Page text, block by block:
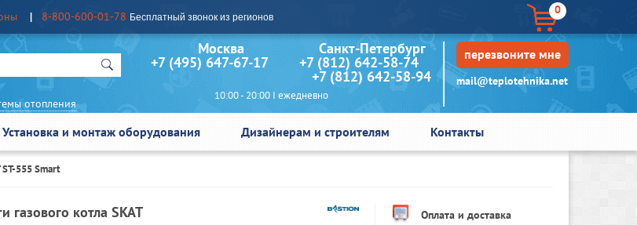
8-800-600-01-78 Бесплатный звонок из регионов
0
отопления
Москва Санкт-Петербург
+7 (495) 647-67-17 +7 (812) 642-58-74
+7 (812) 642-58-94
10:00 - 20:00 I ежедневно
перезвоните мне
mail@teplotehnika.net
Установка и монтаж оборудования Дизайнерам и строителям Контакты
ST-555 Smart
газового котла SKAT
Оплата и доставка